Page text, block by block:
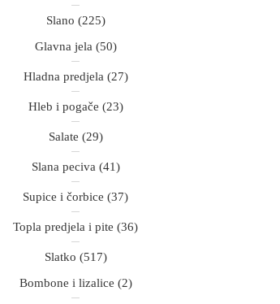
Slano (225)
Glavna jela (50)
Hladna predjela (27)
Hleb i pogače (23)
Salate (29)
Slana peciva (41)
Supice i čorbice (37)
Topla predjela i pite (36)
Slatko (517)
Bombone i lizalice (2)